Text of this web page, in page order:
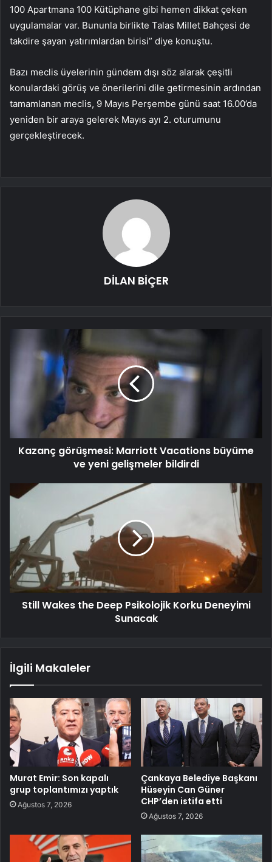
100 Apartmana 100 Kütüphane gibi hemen dikkat çeken
uygulamalar var. Bununla birlikte Talas Millet Bahçesi de
takdire şayan yatırımlardan birisi” diye konuştu.
Bazı meclis üyelerinin gündem dışı söz alarak çeşitli
konulardaki görüş ve önerilerini dile getirmesinin ardından
tamamlanan meclis, 9 Mayıs Perşembe günü saat 16.00’da
yeniden bir araya gelerek Mayıs ayı 2. oturumunu
gerçekleştirecek.
DİLAN BİÇER
Kazanç görüşmesi: Marriott Vacations büyüme
ve yeni gelişmeler bildirdi
Still Wakes the Deep Psikolojik Korku Deneyimi
Sunacak
İlgili Makaleler
Murat Emir: Son kapalı
grup toplantımızı yaptık
Ağustos 7, 2026
Çankaya Belediye Başkanı
Hüseyin Can Güner
CHP’den istifa etti
Ağustos 7, 2026